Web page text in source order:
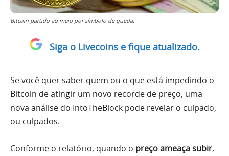
Bitcoin partido ao meio por símbolo de queda.
Siga o Livecoins e fique atualizado.
Se você quer saber quem ou o que está impedindo o
Bitcoin de atingir um novo recorde de preço, uma
nova análise do IntoTheBlock pode revelar o culpado,
ou culpados.
Conforme o relatório, quando o preço ameaça subir,